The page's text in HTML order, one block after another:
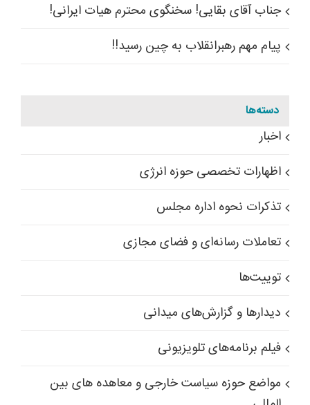
جناب آقای بقایی! سخنگوی محترم هیات ایرانی!
پیام مهم رهبرانقلاب به چین رسید!!
دسته‌ها
اخبار
اظهارات تخصصی حوزه انرژی
تذکرات نحوه اداره مجلس
تعاملات رسانه‌ای و فضای مجازی
توییت‌ها
دیدارها و گزارش‌های میدانی
فیلم برنامه‌های تلویزیونی
مواضع حوزه سیاست خارجی و معاهده های بین